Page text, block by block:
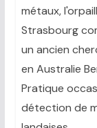
métaux,
Strasbourg
un ancien
en Australie
Pratique
détection de